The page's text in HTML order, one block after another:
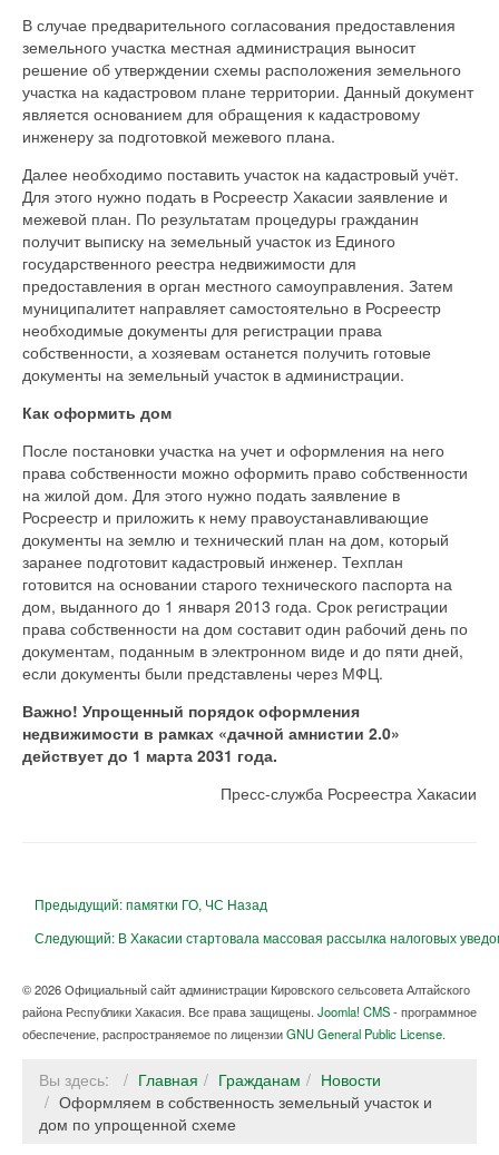
В случае предварительного согласования предоставления
земельного участка местная администрация выносит
решение об утверждении схемы расположения земельного
участка на кадастровом плане территории. Данный документ
является основанием для обращения к кадастровому
инженеру за подготовкой межевого плана.
Далее необходимо поставить участок на кадастровый учёт.
Для этого нужно подать в Росреестр Хакасии заявление и
межевой план. По результатам процедуры гражданин
получит выписку на земельный участок из Единого
государственного реестра недвижимости для
предоставления в орган местного самоуправления. Затем
муниципалитет направляет самостоятельно в Росреестр
необходимые документы для регистрации права
собственности, а хозяевам останется получить готовые
документы на земельный участок в администрации.
Как оформить дом
После постановки участка на учет и оформления на него
права собственности можно оформить право собственности
на жилой дом. Для этого нужно подать заявление в
Росреестр и приложить к нему правоустанавливающие
документы на землю и технический план на дом, который
заранее подготовит кадастровый инженер. Техплан
готовится на основании старого технического паспорта на
дом, выданного до 1 января 2013 года. Срок регистрации
права собственности на дом составит один рабочий день по
документам, поданным в электронном виде и до пяти дней,
если документы были представлены через МФЦ.
Важно! Упрощенный порядок оформления
недвижимости в рамках «дачной амнистии 2.0»
действует до 1 марта 2031 года.
Пресс-служба Росреестра Хакасии
Предыдущий: памятки ГО, ЧС Назад
Следующий: В Хакасии стартовала массовая рассылка налоговых
© 2026 Официальный сайт администрации Кировского сельсовета Алтайского
района Республики Хакасия. Все права защищены. Joomla! CMS- программное
обеспечение, распространяемое по лицензииGNU General Public License.
Вы здесь: Главная Гражданам
Новости
Оформляем в собственность земельный участок и
дом по упрощенной схеме